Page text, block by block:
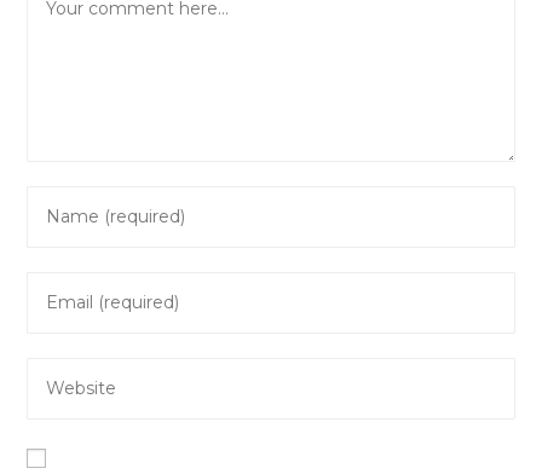
your
comment
your
address
your
URL